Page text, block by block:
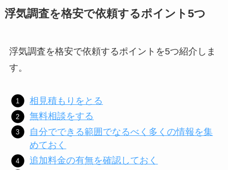
浮気調査を格安で依頼するポイント5つ
浮気調査を格安で依頼するポイントを5つ紹介しま
す。
相見積もりをとる
無料相談をする
自分でできる範囲でなるべく多くの情報を集
めておく
追加料金の有無を確認しておく